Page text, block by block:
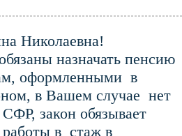
Николаевна!
назначать пенсию
оформленными в
в Вашем случае нет
закон обязывает
в стаж в